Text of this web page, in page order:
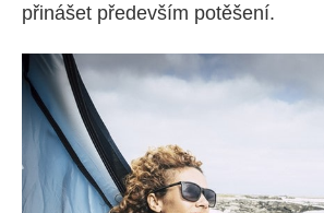
přinášet především potěšení.